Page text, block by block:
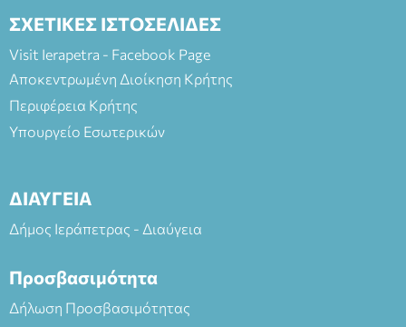
ΣΧΕΤΙΚΕΣ ΙΣΤΟΣΕΛΙΔΕΣ
Visit Ierapetra - Facebook Page
Αποκεντρωμένη Διοίκηση Κρήτης
Περιφέρεια Κρήτης
Υπουργείο Εσωτερικών
ΔΙΑΥΓΕΙΑ
Δήμος Ιεράπετρας - Διαύγεια
Προσβασιμότητα
Δήλωση Προσβασιμότητας